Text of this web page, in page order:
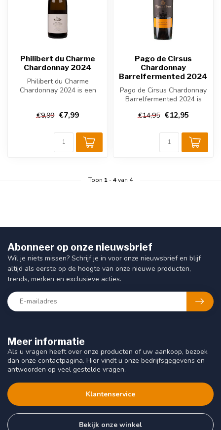
Philibert du Charme
Chardonnay 2024
Philibert du Charme
Chardonnay 2024 is een
€9,99 €7,99
Pago de Cirsus
Chardonnay
Barrelfermented 2024
Pago de Cirsus Chardonnay
Barrelfermented 2024 is
wijn u...
€14,95 €12,95
Toon 1-4van 4
Meer informatie
Als u vragen heeft over onze producten of uw aankoop, bezoek
dan onze contactpagina. Hier vindt u onze bedrijfsgegevens en
antwoorden op veel gestelde vragen.
Klantenservice
Bekijk onze winkel
Abonneer op onze nieuwsbrief
Wil je niets missen? Schrijf je in voor onze nieuwsbrief en blijf
altijd als eerste op de hoogte van onze nieuwe producten,
trends, merken en exclusieve acties.